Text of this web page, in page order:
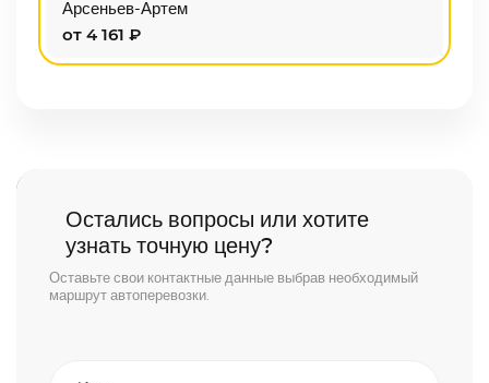
Арсеньев-Артем
от 4 161 ₽
Остались вопросы или хотите
узнать точную цену?
Оставьте свои контактные данные выбрав необходимый
маршрут автоперевозки.